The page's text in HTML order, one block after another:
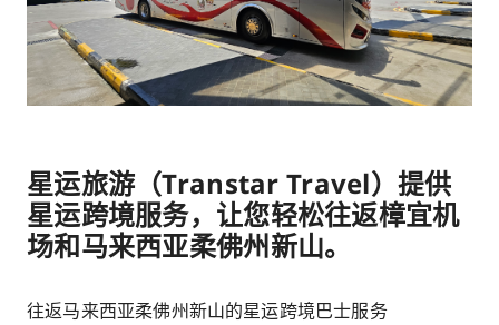
星运旅游（Transtar Travel）提供
星运跨境服务，让您轻松往返樟宜机
场和马来西亚柔佛州新山。
往返马来西亚柔佛州新山的星运跨境巴士服务